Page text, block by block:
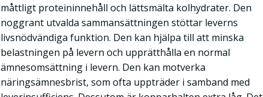
måttligt proteininnehåll och lättsmälta kolhydrater. Den
noggrant utvalda sammansättningen stöttar leverns
livsnödvändiga funktion. Den kan hjälpa till att minska
belastningen på levern och upprätthålla en normal
ämnesomsättning i levern. Den kan motverka
näringsämnesbrist, som ofta uppträder i samband med